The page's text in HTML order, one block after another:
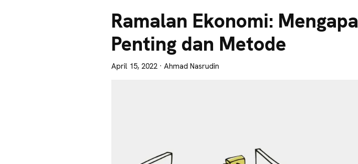
Ramalan Ekonomi: Mengapa
Penting dan Metode
April 15, 2022 · Ahmad Nasrudin